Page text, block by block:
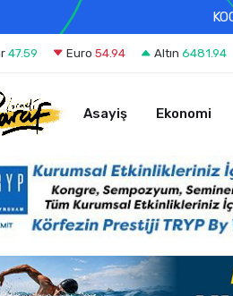
47.59 Euro 54.94 Altın 6481.94
Asayiş Ekonomi